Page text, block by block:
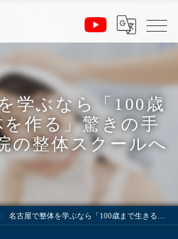
学ぶなら「100歳
作る」驚きの手
の整体スクールへ
名古屋で整体を学ぶなら「100歳まで生きる体を作る」驚きの手技！井本接骨院の整体スクールへ